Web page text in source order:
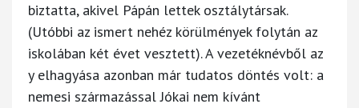
biztatta, akivel Pápán lettek osztálytársak.
(Utóbbi az ismert nehéz körülmények folytán az
iskolában két évet vesztett). A vezetéknévből az
y elhagyása azonban már tudatos döntés volt: a
nemesi származással Jókai nem kívánt